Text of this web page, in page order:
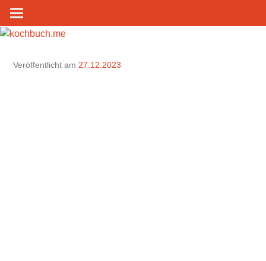
Zum
Inhalt
springen
Veröffentlicht am 27.12.2023